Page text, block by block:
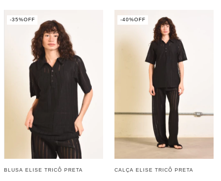
BLUSA ELISE TRICÔ PRETA
-35%OFF
CALÇA ELISE TRICÔ PRETA
-40%OFF